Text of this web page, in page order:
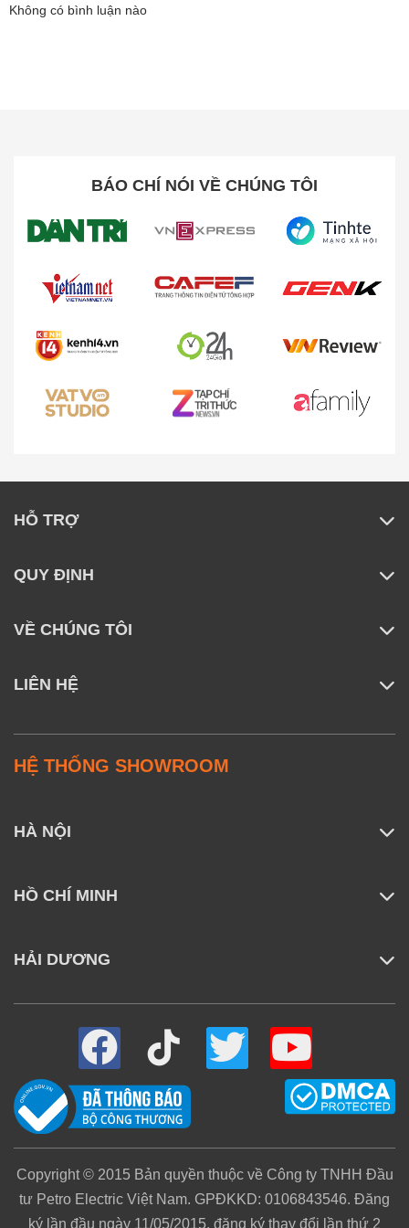
Sạc Nhanh 18W Đầu Vào
Đầu vào giao diện thiết kế USB-C (5V-3A, 9V-2A,
Dung Lượng Pin 10.000 Mah Đáp
Với dung lượng pin thiết kế 10.000mAh, các bạn
mà không cần phải lo ngại về tình trạng điện thoại
hết pin đột ngột nữa.
Không có bình luận nào
BÁO CHÍ NÓI VỀ CHÚNG TÔI
HỖ TRỢ
QUY ĐỊNH
VỀ CHÚNG TÔI
LIÊN HỆ
HỆ THỐNG SHOWROOM
HÀ NỘI
HỒ CHÍ MINH
HẢI DƯƠNG
Copyright © 2015 Bản quyền thuộc về Công ty TNHH Đầu
tư Petro Electric Việt Nam. GPĐKKD: 0106843546. Đăng
ký lần đầu ngày 11/05/2015, đăng ký thay đổi lần thứ 2